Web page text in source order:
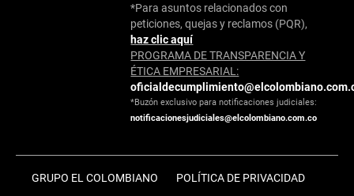
*Para asuntos relacionados con
peticiones, quejas y reclamos (PQR),
haz clic aquí
PROGRAMA DE TRANSPARENCIA Y
ÉTICA EMPRESARIAL:
*Buzón exclusivo para notificaciones judiciales:
notificacionesjudiciales@elcolombiano.com.co
GRUPO EL COLOMBIANO POLÍTICA DE PRIVACIDAD